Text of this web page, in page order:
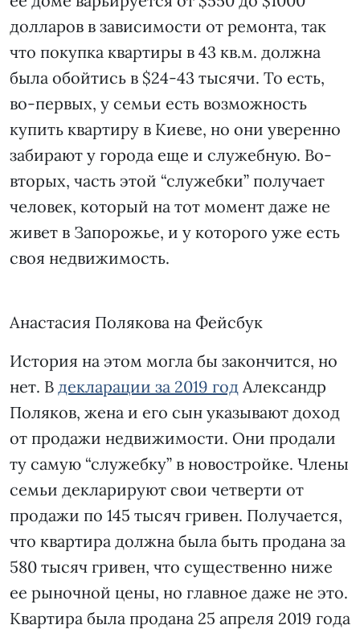
долларов в зависимости от ремонта, так
что покупка квартиры в 43 кв.м. должна
была обойтись в $24-43 тысячи. То есть,
во-первых, у семьи есть возможность
купить квартиру в Киеве, но они уверенно
забирают у города еще и служебную. Во-
вторых, часть этой “служебки” получает
человек, который на тот момент даже не
живет в Запорожье, и у которого уже есть
своя недвижимость.
Анастасия Полякова на Фейсбук
История на этом могла бы закончится, но
нет. В декларации за 2019 год Александр
Поляков, жена и его сын указывают доход
от продажи недвижимости. Они продали
ту самую “служебку” в новостройке. Члены
семьи декларируют свои четверти от
продажи по 145 тысяч гривен. Получается,
что квартира должна была быть продана за
580 тысяч гривен, что существенно ниже
ее рыночной цены, но главное даже не это.
Квартира была продана 25 апреля 2019 года